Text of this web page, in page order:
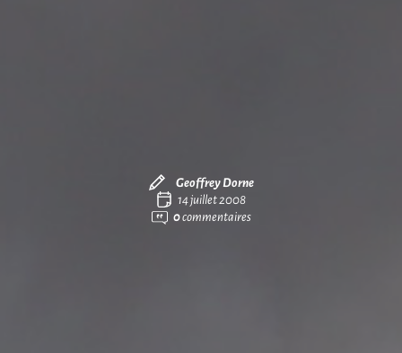
Geoffrey Dorne
14 juillet 2008
0commentaires